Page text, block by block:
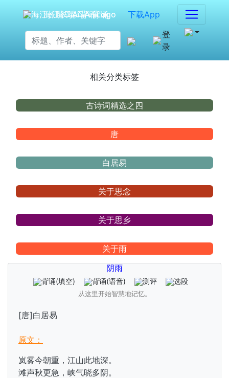
海江长嘴鸟Ai背诵
下载App
登
录
相关分类标签
古诗词精选之四
唐
白居易
关于思念
关于思乡
关于雨
阴雨
背诵(填空) 背诵(语音) 测评 选段
从这里开始智慧地记忆。
[唐]白居易
原文：
岚雾今朝重，江山此地深。
滩声秋更急，峡气晓多阴。